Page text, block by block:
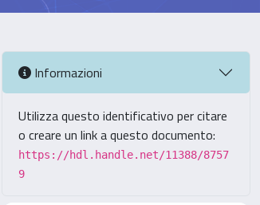
Informazioni
Utilizza questo identificativo per citare
o creare un link a questo documento:
https://hdl.handle.net/11388/8757
9